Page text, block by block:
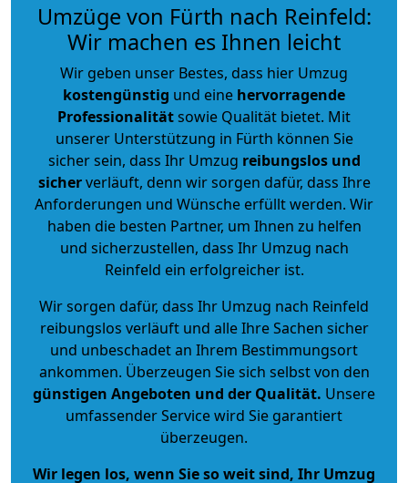
Umzüge von Fürth nach Reinfeld:
Wir machen es Ihnen leicht
Wir geben unser Bestes, dass hier Umzug
kostengünstig und eine hervorragende
Professionalitätsowie Qualität bietet. Mit
unserer Unterstützung in Fürth können Sie
sicher sein, dass Ihr Umzug reibungslos und
sicherverläuft, denn wir sorgen dafür, dass Ihre
Anforderungen und Wünsche erfüllt werden. Wir
haben die besten Partner, um Ihnen zu helfen
und sicherzustellen, dass Ihr Umzug nach
Reinfeld ein erfolgreicher ist.
Wir sorgen dafür, dass Ihr Umzug nach Reinfeld
reibungslos verläuft und alle Ihre Sachen sicher
und unbeschadet an Ihrem Bestimmungsort
ankommen. Überzeugen Sie sich selbst von den
günstigen Angeboten und der Qualität. Unsere
umfassender Service wird Sie garantiert
überzeugen.
Wir legen los, wenn Sie so weit sind, Ihr Umzug